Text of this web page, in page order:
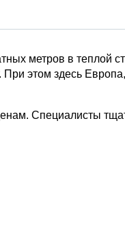
метров в теплой
При этом здесь
Специалисты